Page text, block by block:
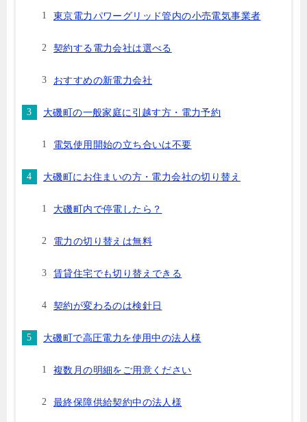
東京電力パワーグリッド管内の小売電気事業者
契約する電力会社は選べる
おすすめの新電力会社
大磯町の一般家庭に引越す方・電力予約
電気使用開始の立ち合いは不要
大磯町にお住まいの方・電力会社の切り替え
大磯町内で停電したら？
電力の切り替えは無料
賃貸住宅でも切り替えできる
契約が変わるのは検針日
大磯町で高圧電力を使用中の法人様
複数月の明細をご用意ください
最終保障供給契約中の法人様